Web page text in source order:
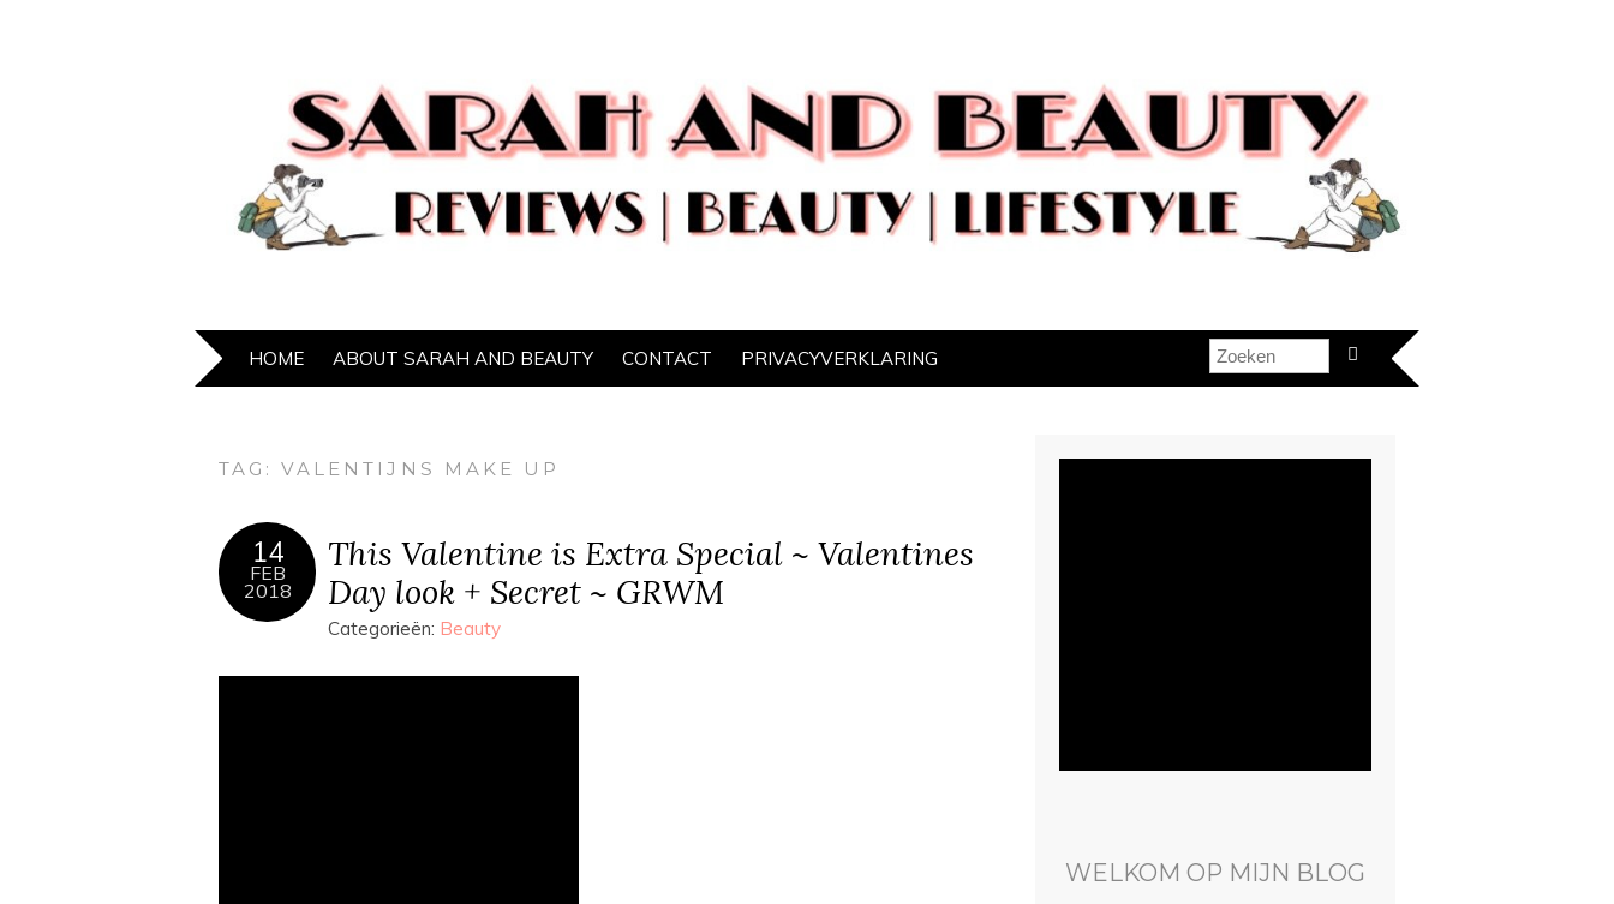
HOME ABOUT SARAH AND BEAUTY CONTACT PRIVACYVERKLARING
TAG:VALENTIJNS MAKE UP
14
FEB
2018
This Valentine is Extra Special ~ Valentines
Day look + Secret ~ GRWM
Categorieën: Beauty
WELKOM OP MIJN BLOG